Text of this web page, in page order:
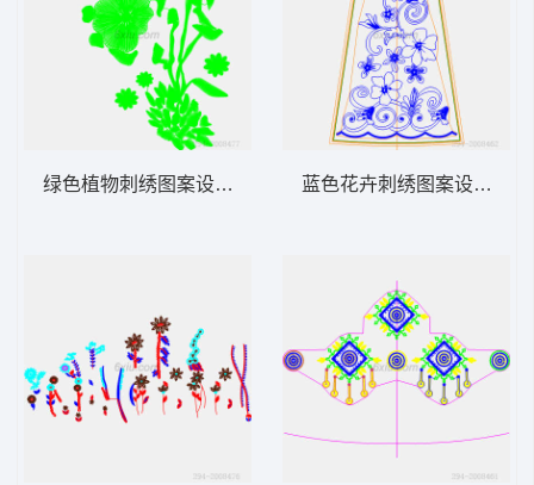
绿色植物刺绣图案设计图 蓝色花卉刺绣图案设计图